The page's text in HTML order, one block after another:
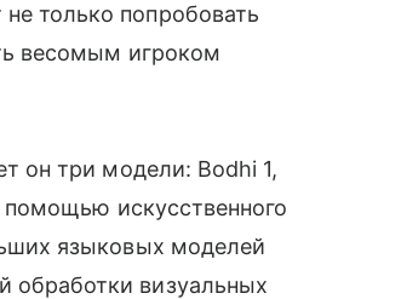
только попробовать
весомым игроком
он три модели: Bodhi 1,
искусственного
языковых моделей
обработки визуальных